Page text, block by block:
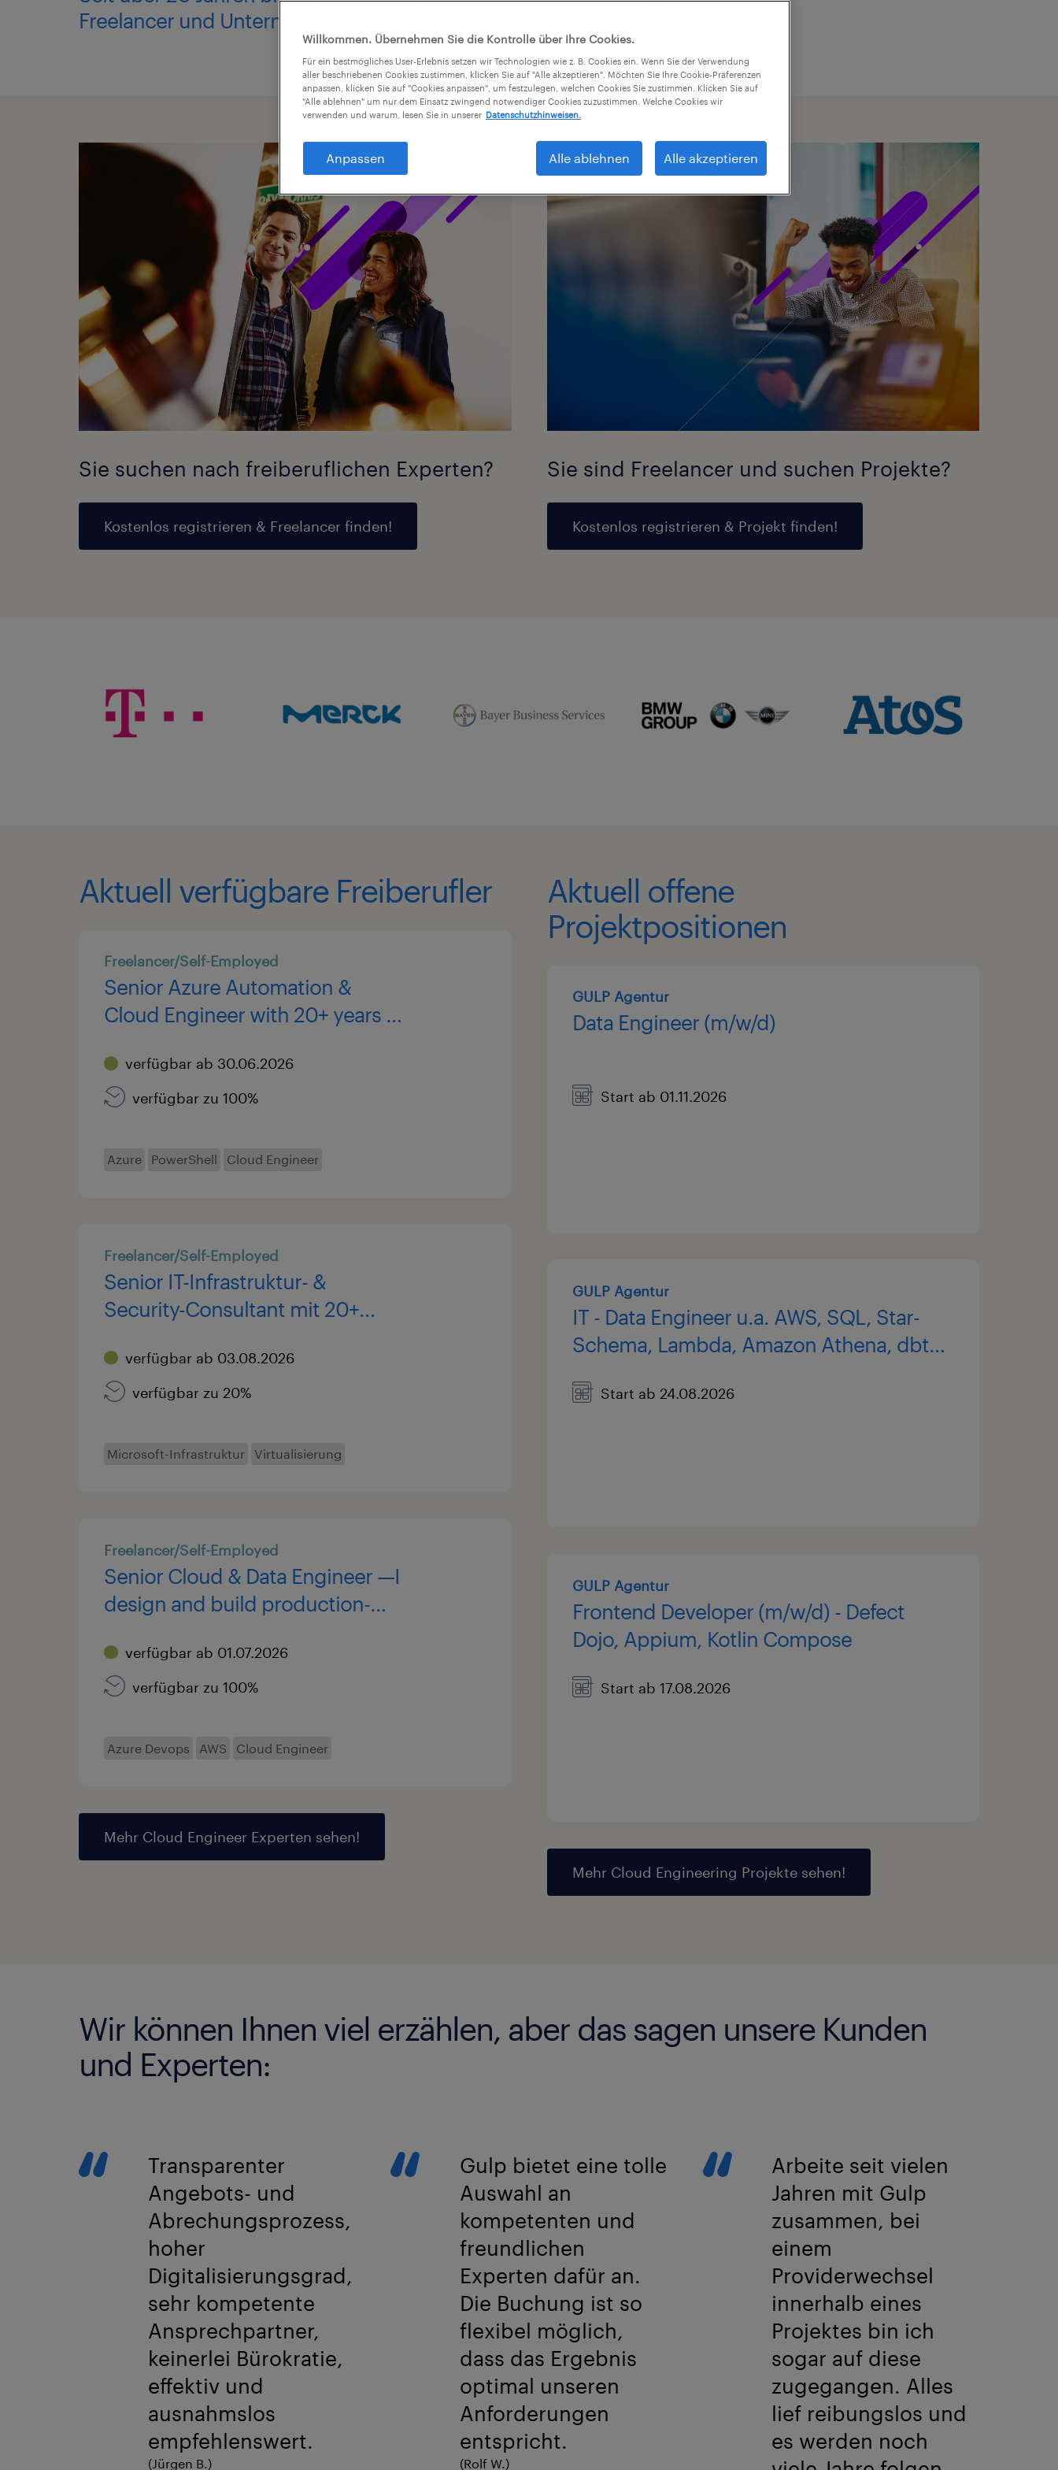
Freelancer und Unternehmen erfolgreich zusammen
Sie suchen nach freiberuflichen Experten?
Kostenlos registrieren & Freelancer finden!
Sie sind Freelancer und suchen Projekte?
Kostenlos registrieren & Projekt finden!
Aktuell verfügbare Freiberufler
Freelancer/Self-Employed
Senior Azure Automation &
Cloud Engineer with 20+ years of
automation-first cloud and
hybrid infrastructure solutions
verfügbar ab 30.06.2026
verfügbar zu 100%
Azure PowerShell Cloud Engineer
Freelancer/Self-Employed
Senior IT-Infrastruktur- &
Security-Consultant mit 20+
ID · Fortinet · Palo Alto · VMware ·
Veeam · Microsoft
verfügbar ab 03.08.2026
verfügbar zu 20%
Microsoft-Infrastruktur
Virtualisierung
Freelancer/Self-Employed
Senior Cloud & Data Engineer —I
design and build production-
architectures, and distributed
applications
verfügbar ab 01.07.2026
verfügbar zu 100%
Azure Devops AWS Cloud Engineer
Mehr Cloud Engineer Experten sehen!
Aktuell offene
Projektpositionen
Data Engineer (m/w/d)
Start ab 01.11.2026
GULP Agentur
IT - Data Engineer u.a. AWS, SQL, Star-
Schema, Lambda, Amazon Athena, dbt
Start ab 24.08.2026
GULP Agentur
Frontend Developer (m/w/d) - Defect
Dojo, Appium, Kotlin Compose
Start ab 17.08.2026
GULP Agentur
Mehr Cloud Engineering Projekte sehen!
Wir können Ihnen viel erzählen, aber das sagen unsere Kunden
und Experten:
Transparenter
Angebots- und
Abrechungsprozess,
hoher
Digitalisierungsgrad,
sehr kompetente
Ansprechpartner,
keinerlei Bürokratie,
effektiv und
ausnahmslos
empfehlenswert.
(Jürgen B.)
Gulp bietet eine tolle
Auswahl an
kompetenten und
freundlichen
Experten dafür an.
Die Buchung ist so
flexibel möglich,
dass das Ergebnis
optimal unseren
Anforderungen
entspricht.
(Rolf W.)
Arbeite seit vielen
Jahren mit Gulp
zusammen, bei
einem
Providerwechsel
innerhalb eines
Projektes bin ich
sogar auf diese
zugegangen. Alles
lief reibungslos und
es werden noch
Willkommen. Übernehmen Sie die Kontrolle über Ihre Cookies.
Für ein bestmögliches User-Erlebnis setzen wir Technologien wie z. B. Cookies ein. Wenn Sie der Verwendung
aller beschriebenen Cookies zustimmen, klicken Sie auf "Alle akzeptieren". Möchten Sie Ihre Cookie-Präferenzen
anpassen, klicken Sie auf "Cookies anpassen", um festzulegen, welchen Cookies Sie zustimmen. Klicken Sie auf
"Alle ablehnen" um nur dem Einsatz zwingend notwendiger Cookies zuzustimmen. Welche Cookies wir
verwenden und warum, lesen Sie in unserer Datenschutzhinweisen.
Anpassen Alle ablehnen Alle akzeptieren